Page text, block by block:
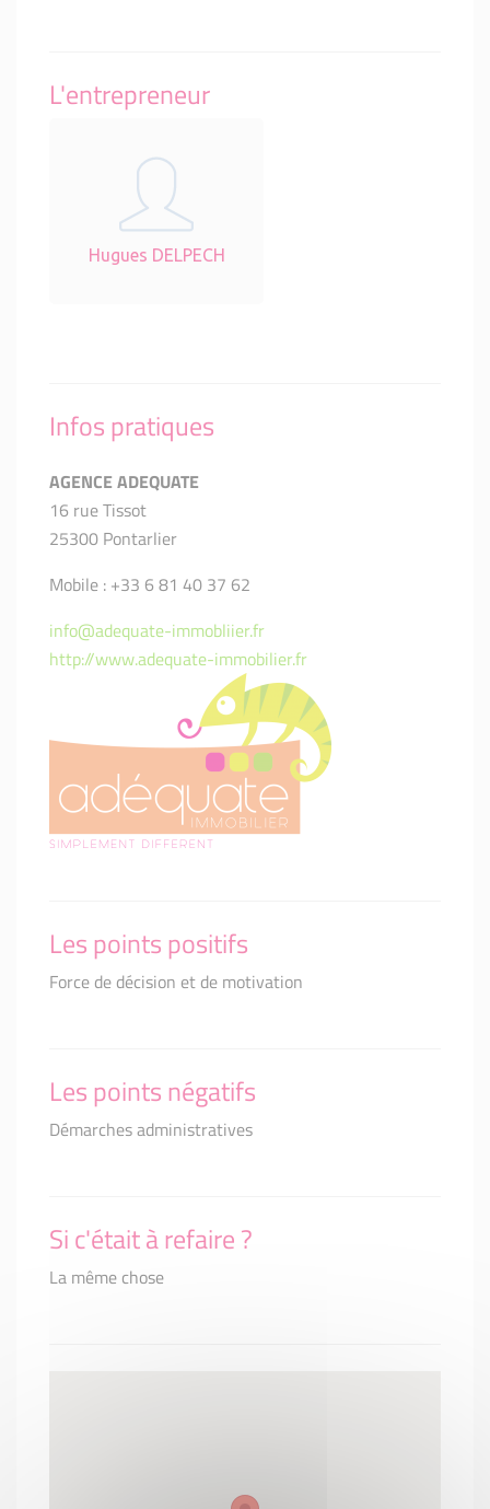
L'entrepreneur
Hugues DELPECH
Infos pratiques
AGENCE ADEQUATE
16 rue Tissot
25300 Pontarlier
Mobile : +33 6 81 40 37 62
info@adequate-immobliier.fr
http://www.adequate-immobilier.fr
Les points positifs
Force de décision et de motivation
Les points négatifs
Démarches administratives
Si c'était à refaire ?
La même chose